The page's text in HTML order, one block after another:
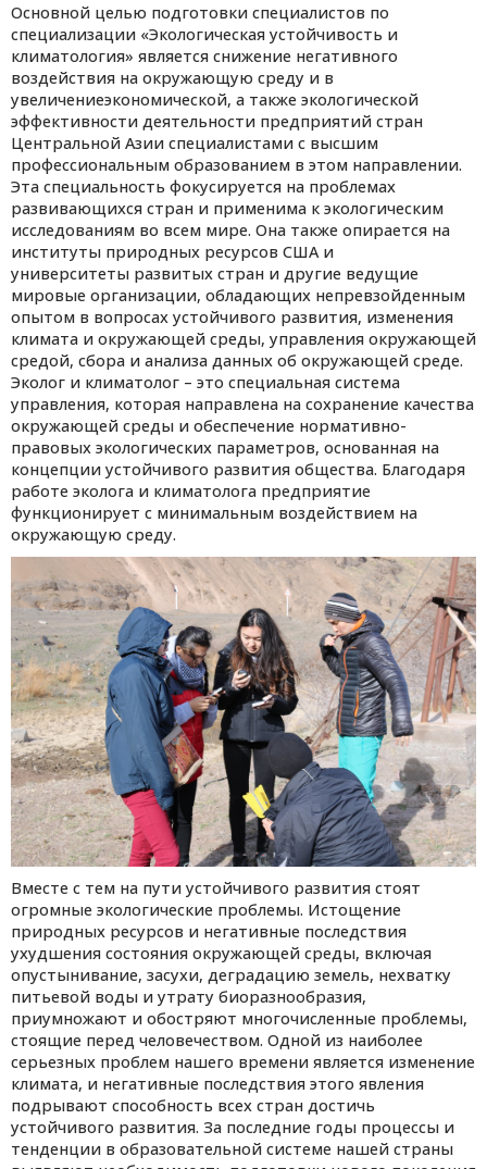
Основной целью подготовки специалистов по
специализации «Экологическая устойчивость и
климатология» является снижение негативного
воздействия на окружающую среду и в
увеличениеэкономической, а также экологической
эффективности деятельности предприятий стран
Центральной Азии специалистами с высшим
профессиональным образованием в этом направлении.
Эта специальность фокусируется на проблемах
развивающихся стран и применима к экологическим
исследованиям во всем мире. Она также опирается на
институты природных ресурсов США и
университеты развитых стран и другие ведущие
мировые организации, обладающих непревзойденным
опытом в вопросах устойчивого развития, изменения
климата и окружающей среды, управления окружающей
средой, сбора и анализа данных об окружающей среде.
Эколог и климатолог – это специальная система
управления, которая направлена на сохранение качества
окружающей среды и обеспечение нормативно-
правовых экологических параметров, основанная на
концепции устойчивого развития общества. Благодаря
работе эколога и климатолога предприятие
функционирует с минимальным воздействием на
окружающую среду.
Вместе с тем на пути устойчивого развития стоят
огромные экологические проблемы. Истощение
природных ресурсов и негативные последствия
ухудшения состояния окружающей среды, включая
опустынивание, засухи, деградацию земель, нехватку
питьевой воды и утрату биоразнообразия,
приумножают и обостряют многочисленные проблемы,
стоящие перед человечеством. Одной из наиболее
серьезных проблем нашего времени является изменение
климата, и негативные последствия этого явления
подрывают способность всех стран достичь
устойчивого развития. За последние годы процессы и
тенденции в образовательной системе нашей страны